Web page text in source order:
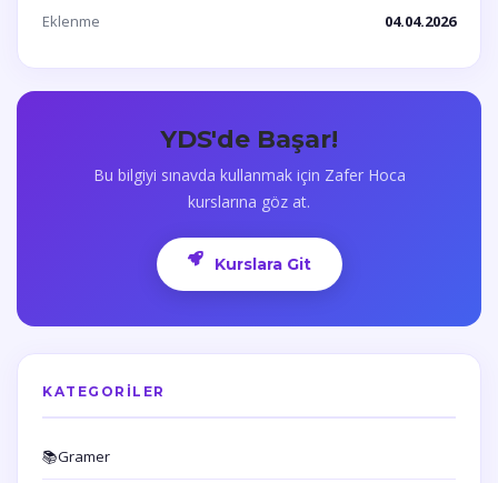
Eklenme 04.04.2026
YDS'de Başar!
Bu bilgiyi sınavda kullanmak için Zafer Hoca
kurslarına göz at.
Kurslara Git
KATEGORILER
📚Gramer